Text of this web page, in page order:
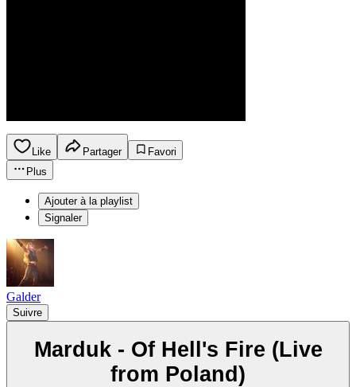
Like Partager
Favori
Plus
Ajouter à la playlist
Signaler
Galder
Suivre
Marduk - Of Hell's Fire (Live
from Poland)